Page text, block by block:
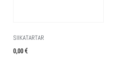
SIIKATARTAR
0,00€